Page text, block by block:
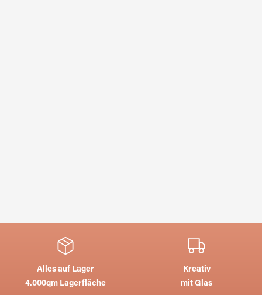
Alles auf Lager
4.000qm Lagerfläche
Kreativ
mit Glas